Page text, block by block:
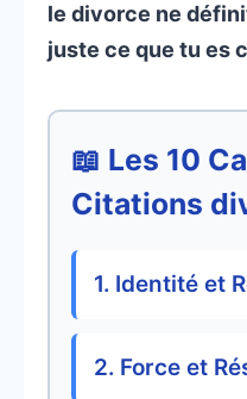
le divorce ne
juste ce que tu es
📖 Les 10
Citations
1. Identité et
2. Force et